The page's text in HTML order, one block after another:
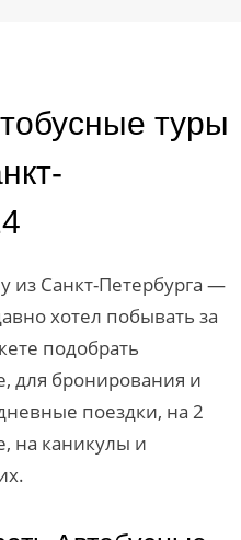
туры
из Санкт-Петербурга —
хотел побывать за
подобрать
для бронирования и
поездки, на 2
на каникулы и